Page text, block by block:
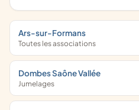
Ars-sur-Formans
Toutes les associations
Dombes Saône Vallée
Jumelages